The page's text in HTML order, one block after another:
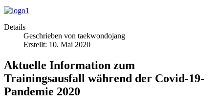
Details
Geschrieben von taekwondojang
Erstellt: 10. Mai 2020
Aktuelle Information zum
Trainingsausfall während der Covid-19-
Pandemie 2020